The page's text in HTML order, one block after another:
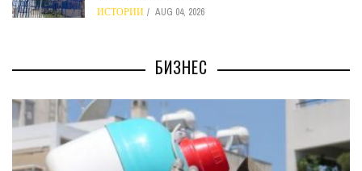
ИСТОРИИ AUG 04, 2026
БИЗНЕС